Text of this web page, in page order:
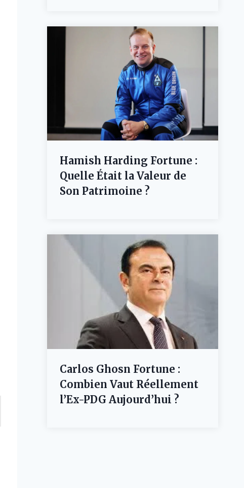
Hamish Harding Fortune :
Quelle Était la Valeur de
Son Patrimoine ?
Carlos Ghosn Fortune :
Combien Vaut Réellement
l’Ex-PDG Aujourd’hui ?